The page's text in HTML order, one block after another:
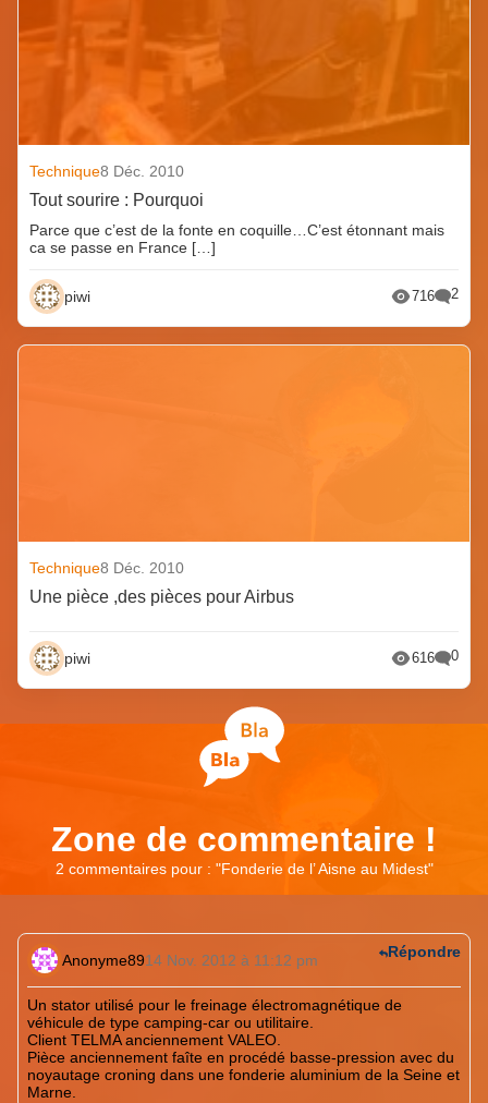
Technique8 Déc. 2010
Tout sourire : Pourquoi
Parce que c’est de la fonte en coquille…C’est étonnant mais
ca se passe en France […]
piwi 716 2
Technique8 Déc. 2010
Une pièce ,des pièces pour Airbus
piwi 616 0
Zone de commentaire !
2 commentaires pour : "Fonderie de l’ Aisne au Midest"
Anonyme8914 Nov. 2012 à 11:12 pm
Un stator utilisé pour le freinage électromagnétique de
véhicule de type camping-car ou utilitaire.
Client TELMA anciennement VALEO.
Pièce anciennement faîte en procédé basse-pression avec du
noyautage croning dans une fonderie aluminium de la Seine et
Marne.
Répondre